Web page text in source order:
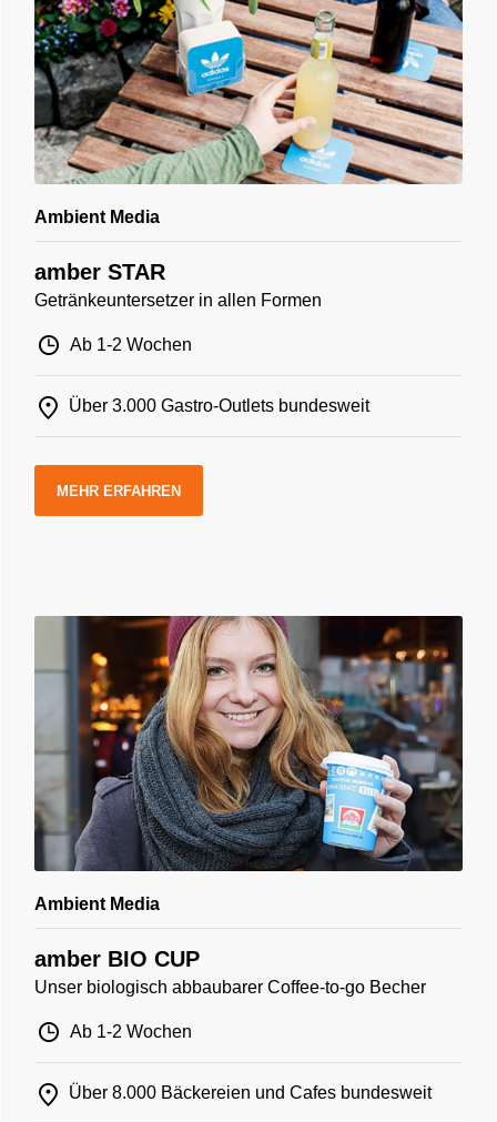
Ambient Media
amber STAR
Getränkeuntersetzer in allen Formen
Ab 1-2 Wochen
Über 3.000 Gastro-Outlets bundesweit
MEHR ERFAHREN
Ambient Media
amber BIO CUP
Unser biologisch abbaubarer Coffee-to-go Becher
Ab 1-2 Wochen
Über 8.000 Bäckereien und Cafes bundesweit